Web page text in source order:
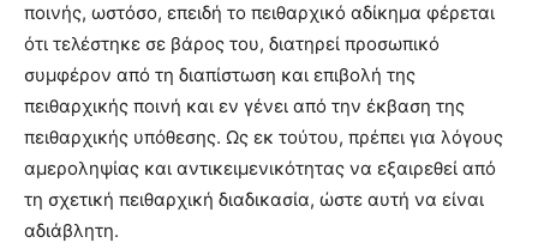
ποινής, ωστόσο, επειδή το πειθαρχικό αδίκημα φέρεται
ότι τελέστηκε σε βάρος του, διατηρεί προσωπικό
συμφέρον από τη διαπίστωση και επιβολή της
πειθαρχικής ποινή και εν γένει από την έκβαση της
πειθαρχικής υπόθεσης. Ως εκ τούτου, πρέπει για λόγους
αμεροληψίας και αντικειμενικότητας να εξαιρεθεί από
τη σχετική πειθαρχική διαδικασία, ώστε αυτή να είναι
αδιάβλητη.